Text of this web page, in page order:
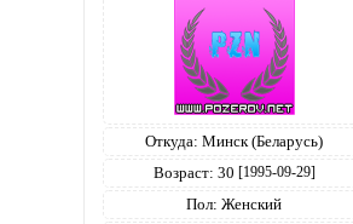
Откуда: Минск (Беларусь)
Возраст: 30 [1995-09-29]
Пол: Женский